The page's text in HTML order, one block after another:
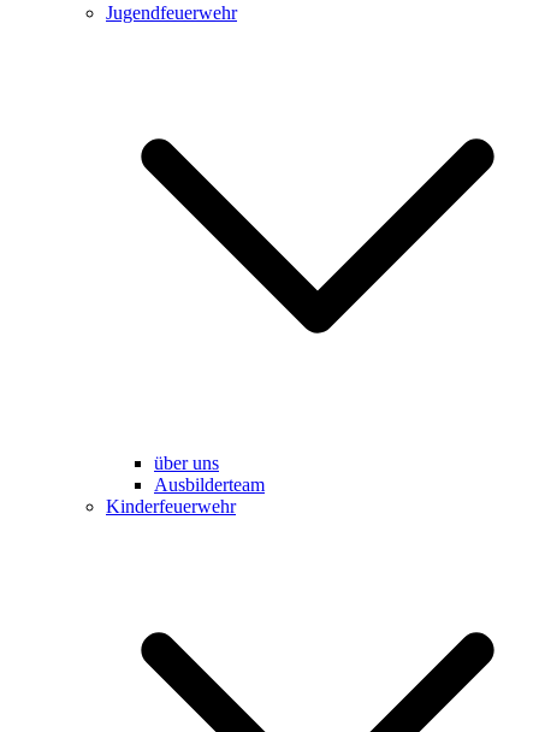
Jugendfeuerwehr
über uns
Ausbilderteam
Kinderfeuerwehr